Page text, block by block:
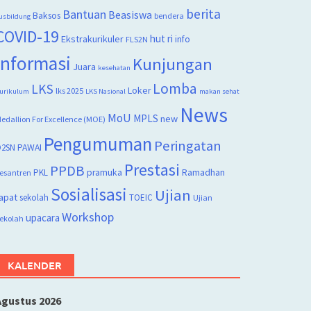
Baksos Bantuan Beasiswa bendera berita
19 Ekstrakurikuler FLS2N hut ri info
Juara kesehatan Kunjungan
LKS lks 2025 LKS Nasional Loker Lomba makan sehat
For Excellence (MOE) MoU MPLS new News
PAWAI Pengumuman Peringatan
PKL PPDB pramuka Prestasi Ramadhan
sekolah Sosialisasi TOEIC Ujian Ujian
upacara Workshop
KALENDER
2026